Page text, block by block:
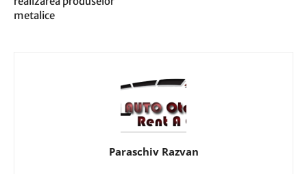
metalice
Paraschiv Razvan